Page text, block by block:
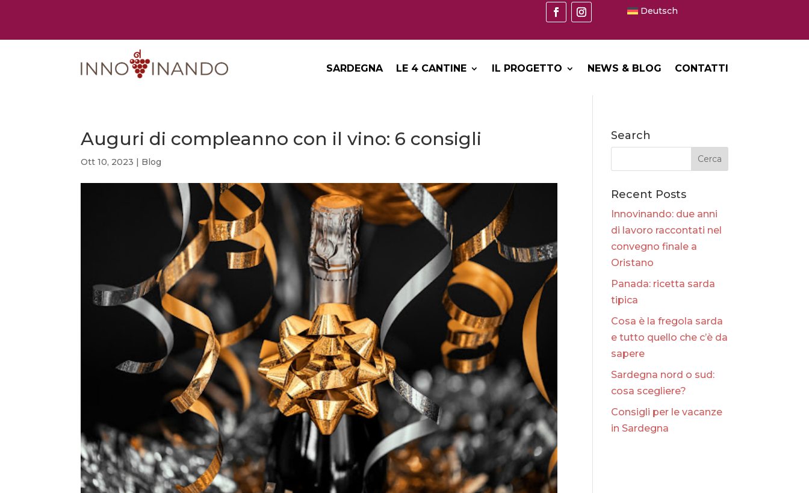
Deutsch
SARDEGNA LE 4 CANTINE IL PROGETTO NEWS & BLOG CONTATTI
Auguri di compleanno con il vino: 6 consigli
Ott 10, 2023 Blog
Search
Recent Posts
Innovinando: due anni
di lavoro raccontati nel
convegno finale a
Oristano
Panada: ricetta sarda
tipica
Cosa è la fregola sarda
e tutto quello che c’è da
sapere
Sardegna nord o sud:
cosa scegliere?
Consigli per le vacanze
in Sardegna